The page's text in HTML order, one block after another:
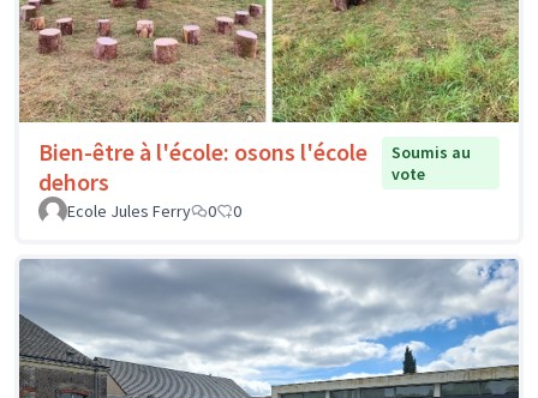
Bien-être à l'école: osons l'école
dehors
Soumis au
vote
Ecole Jules Ferry
0 0